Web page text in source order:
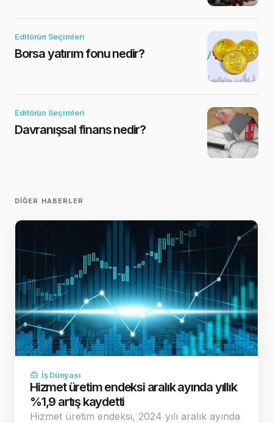
Editörün Seçimleri
Borsa yatırım fonu nedir?
Editörün Seçimleri
Davranışsal finans nedir?
DIĞER HABERLER
İş Dünyası
Hizmet üretim endeksi aralık ayında yıllık
%1,9 artış kaydetti
Hizmet üretim endeksi, 2024 yılı aralık ayında